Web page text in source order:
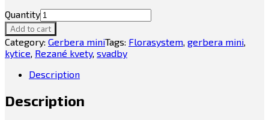
Quantity
Add to cart
Category: Gerbera miniTags: Florasystem, gerbera mini,
kytice, Rezané kvety, svadby
Description
Description